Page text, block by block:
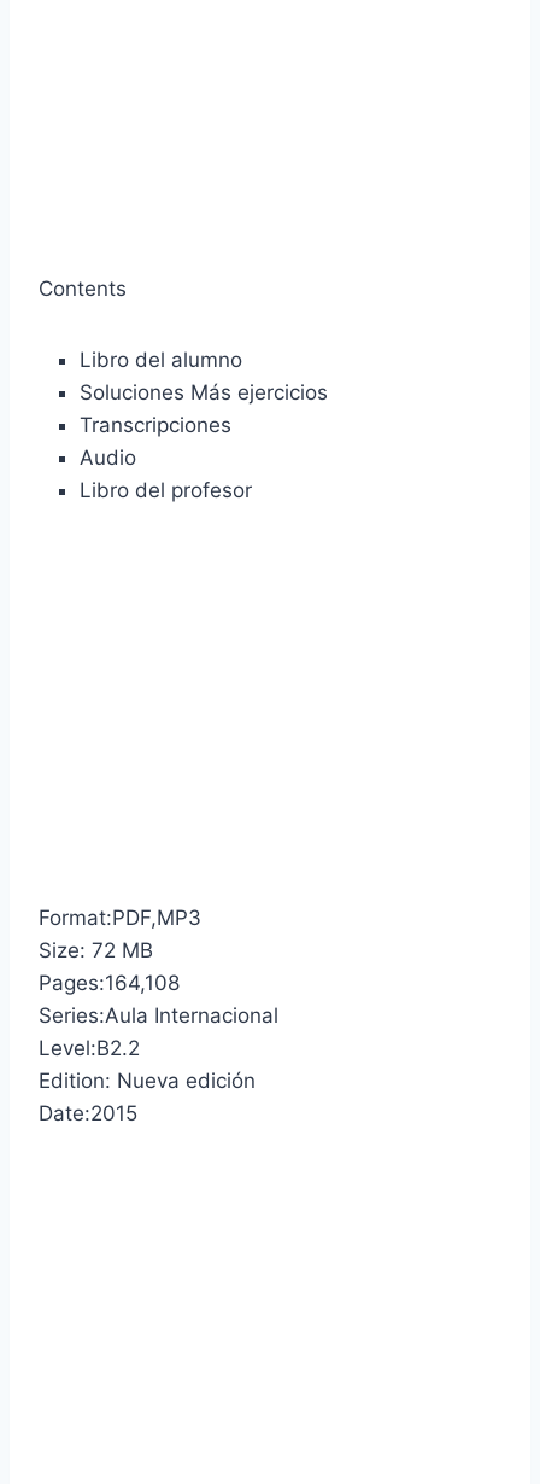
Contents
Libro del alumno
Soluciones Más ejercicios
Transcripciones
Audio
Libro del profesor
Format:PDF,MP3
Size: 72 MB
Pages:164,108
Series:Aula Internacional
Level:B2.2
Edition: Nueva edición
Date:2015